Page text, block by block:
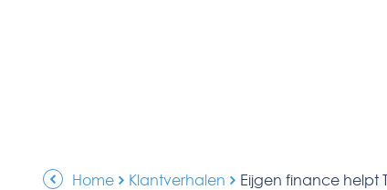
Home Klantverhalen Eijgen finance helpt